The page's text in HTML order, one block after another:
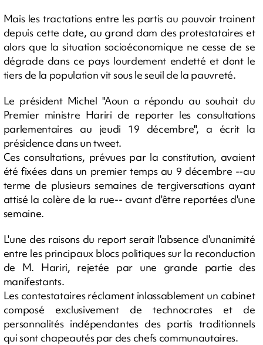
Mais les tractations entre les partis au pouvoir trainent
depuis cette date, au grand dam des protestataires et
alors que la situation socioéconomique ne cesse de se
dégrade dans ce pays lourdement endetté et dont le
tiers de la population vit sous le seuil de la pauvreté.
Le président Michel "Aoun a répondu au souhait du
Premier ministre Hariri de reporter les consultations
parlementaires au jeudi 19 décembre", a écrit la
présidence dans un tweet.
Ces consultations, prévues par la constitution, avaient
été fixées dans un premier temps au 9 décembre --au
terme de plusieurs semaines de tergiversations ayant
attisé la colère de la rue-- avant d'être reportées d'une
semaine.
L'une des raisons du report serait l'absence d'unanimité
entre les principaux blocs politiques sur la reconduction
de M. Hariri, rejetée par une grande partie des
manifestants.
Les contestataires réclament inlassablement un cabinet
composé exclusivement de technocrates et de
personnalités indépendantes des partis traditionnels
qui sont chapeautés par des chefs communautaires.